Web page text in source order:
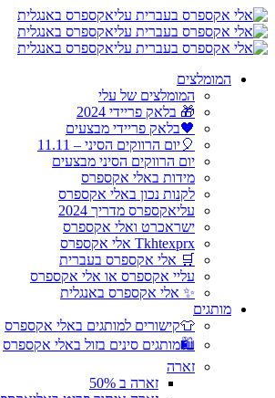
המומלצים
המומלצים של עלי
🎁 בלאק פריידי 2024
🖤בלאק פריידי מבצעים
🎈יום הרווקים הסיני – 11.11
יום הרווקים הסיני מבצעים
מידות באלי אקספרס
לקנות נכון באלי אקספרס
עליאקספרס מדריך 2024
ישראכרט ואלי אקספרס
Tkhtexprx אלי אקספרס
🛒 אלי אקספרס בעברית
עליי אקספרס או אלי אקספרס
✨ אלי אקספרס באנגלית
מותגים
👕קישורים למותגים באלי אקספרס
🛍️מותגים סינים בזול באלי אקספרס
זארה
זארה ב 50%